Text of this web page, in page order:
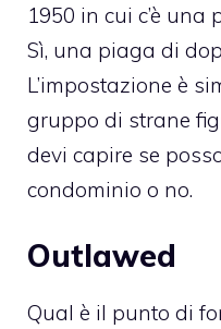
1950 in cui c’è
Sì, una piaga di
L’impostazione è
gruppo di strane
devi capire se
condominio o no.
Outlawed
Qual è il punto di